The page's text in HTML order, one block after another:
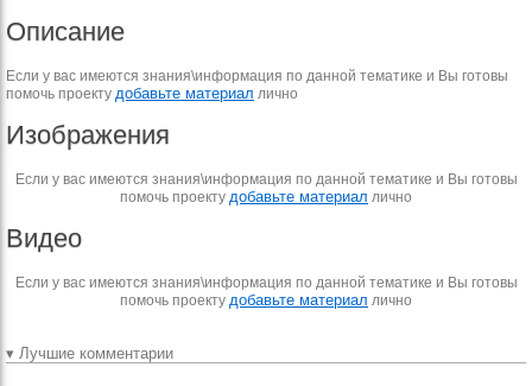
Описание
Если у вас имеются знания\информация по данной тематике и Вы готовы
помочь проекту добавьте материал лично
Изображения
Если у вас имеются знания\информация по данной тематике и Вы готовы
помочь проекту добавьте материал лично
Видео
Если у вас имеются знания\информация по данной тематике и Вы готовы
помочь проекту добавьте материал лично
▾ Лучшие комментарии